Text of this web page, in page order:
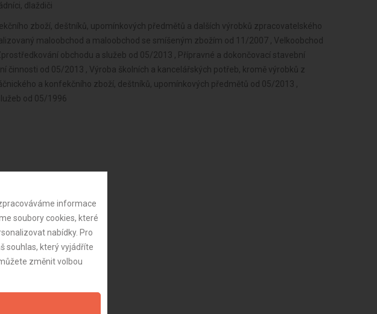
dlaždiči
zboží, deštníků, upomínkových předmětů a dalších výrobků zpracovatelského
maloobchod a maloobchod se smíšeným zbožím od 11/2007 , Velkoobchod
obchodu a služeb od 05/2013 , Přípravné a dokončovací stavební
činnosti od 05/2013 , Výroba školních a kancelářských potřeb, kromě výrobků z
a konfekčního zboží, deštníků, upomínkových předmětů od 05/2013 ,
od 05/1996
informace
soubory cookies, které
nabídky. Pro
souhlas, který vyjádříte
změnit volbou